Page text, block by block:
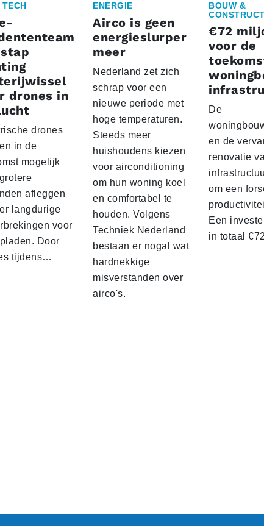
TECH
drones in
drones
in de
mogelijk
afleggen
langdurige
voor
Door
tijdens…
ENERGIE
Airco is geen
energieslurper
meer
Nederland zet zich
schrap voor een
nieuwe periode met
hoge temperaturen.
Steeds meer
huishoudens kiezen
voor airconditioning
om hun woning koel
en comfortabel te
houden. Volgens
Techniek Nederland
bestaan er nogal wat
hardnekkige
misverstanden over
airco's.
BOUW &
€72
voor de
De
en de
renovatie
om een
Een
in totaal